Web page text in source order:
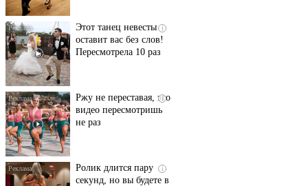
i
Этот танец невесты
оставит вас без слов!
Пересмотрела 10 раз
i
Ржу не переставая, это
видео пересмотришь
не раз
i
Ролик длится пару
секунд, но вы будете в